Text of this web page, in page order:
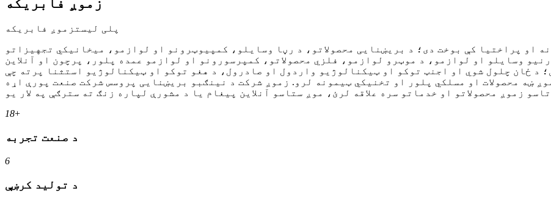
پلی لیستزموږ فابریکه
او پراختیا کې بوخت دی؛ د بریښنایی محصولاتو، د رڼا وسایلو، کمپیوټرونو او لوازمو، میخانیکي تجهیزاتو
وسایلو او لوازمو، د موټرو لوازمو، فلزي محصولاتو، کمپرسورونو او لوازمو عمده پلور، پرچون او آنلاین
د ځان چلول شوي او اجنټ توکو او ټیکنالوژیو واردول او صادرول، د هغو توکو او ټیکنالوژیو استثنا پرته چې
ښه محصولات او مسلکي پلور او تخنیکي ټیمونه لرو. زموږ شرکت د نینګبو بریښنایی پروسس شرکت صنعت پورې اړه
18+
د صنعت تجربه
6
د تولید کرښې